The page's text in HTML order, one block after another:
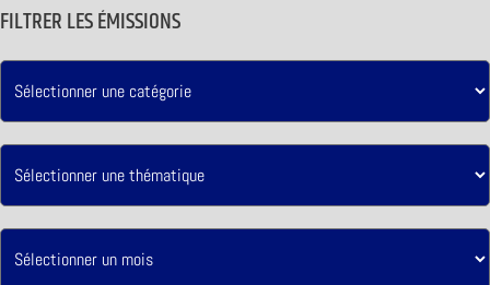
FILTRER LES ÉMISSIONS